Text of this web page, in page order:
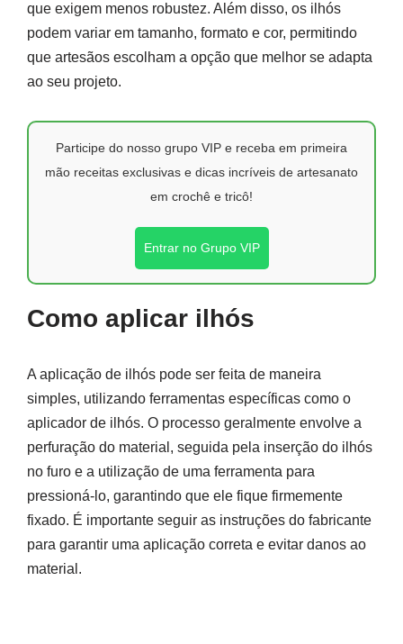
que exigem menos robustez. Além disso, os ilhós
podem variar em tamanho, formato e cor, permitindo
que artesãos escolham a opção que melhor se adapta
ao seu projeto.
Participe do nosso grupo VIP e receba em primeira
mão receitas exclusivas e dicas incríveis de artesanato
em crochê e tricô!
Entrar no Grupo VIP
Como aplicar ilhós
A aplicação de ilhós pode ser feita de maneira
simples, utilizando ferramentas específicas como o
aplicador de ilhós. O processo geralmente envolve a
perfuração do material, seguida pela inserção do ilhós
no furo e a utilização de uma ferramenta para
pressioná-lo, garantindo que ele fique firmemente
fixado. É importante seguir as instruções do fabricante
para garantir uma aplicação correta e evitar danos ao
material.